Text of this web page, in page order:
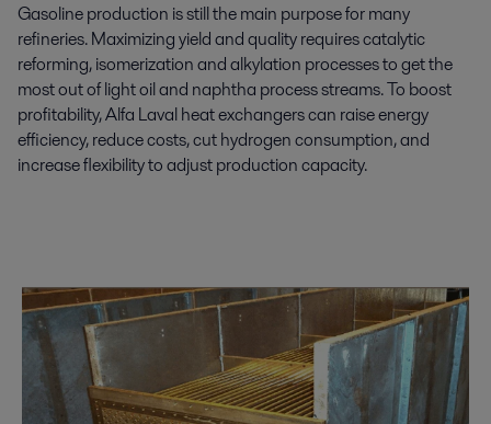
Gasoline production is still the main purpose for many
refineries. Maximizing yield and quality requires catalytic
reforming, isomerization and alkylation processes to get the
most out of light oil and naphtha process streams. To boost
profitability, Alfa Laval heat exchangers can raise energy
efficiency, reduce costs, cut hydrogen consumption, and
increase flexibility to adjust production capacity.